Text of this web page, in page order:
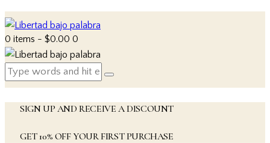
0 items - $0.00 0
SIGN UP AND RECEIVE A DISCOUNT
GET 10% OFF YOUR FIRST PURCHASE